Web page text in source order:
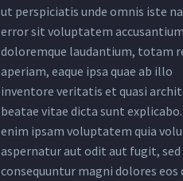
ut perspiciatis unde omnis iste
error sit voluptatem accusantium
doloremque laudantium, totam
aperiam, eaque ipsa quae ab illo
inventore veritatis et quasi
beatae vitae dicta sunt
enim ipsam voluptatem quia
aspernatur aut odit aut fugit, sed
consequuntur magni dolores eos